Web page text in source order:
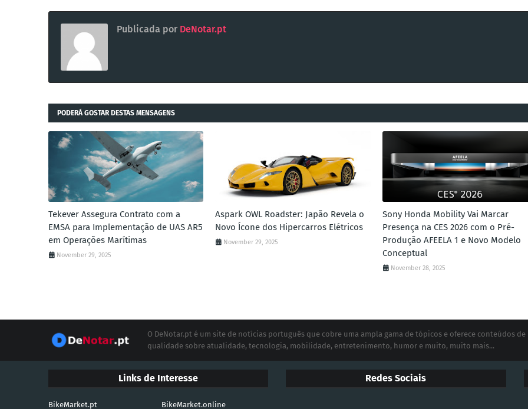
Publicada por DeNotar.pt
PODERÁ GOSTAR DESTAS MENSAGENS
Tekever Assegura Contrato com a
EMSA para Implementação de UAS AR5
em Operações Marítimas
November 29, 2025
Aspark OWL Roadster: Japão Revela o
Novo Ícone dos Hipercarros Elétricos
November 29, 2025
Sony Honda Mobility Vai Marcar
Presença na CES 2026 com o Pré-
Produção AFEELA 1 e Novo Modelo
Conceptual
November 28, 2025
O DeNotar.pt é um site de notícias português que cobre uma ampla gama de tópicos e oferece conteúdos de
qualidade sobre atualidade, tecnologia, mobilidade, entretenimento, humor e muito, muito mais...
Links de Interesse
BikeMarket.pt BikeMarket.online
Redes Sociais